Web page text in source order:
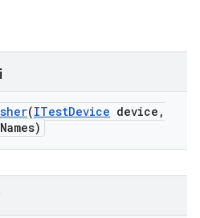
(ITestDevice device ,
Names)